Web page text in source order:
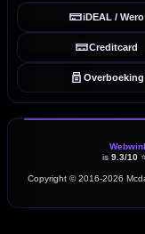
iDEAL / Wero
Creditcard
Overboeking
is 9.3/10
Copyright © 2016-2026